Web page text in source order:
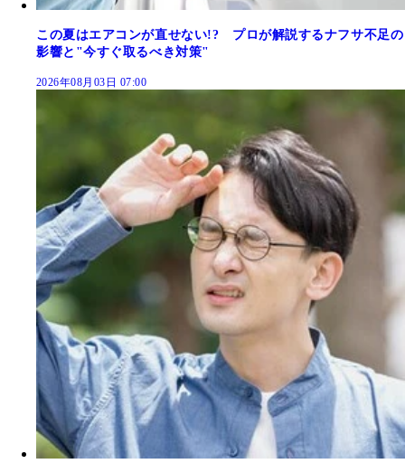
この夏はエアコンが直せない!? プロが解説するナフサ不足の
影響と"今すぐ取るべき対策"
2026年08月03日 07:00